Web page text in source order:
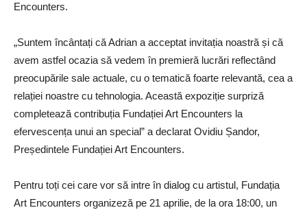
Encounters.
„Suntem încântați că Adrian a acceptat invitația noastră și că
avem astfel ocazia să vedem în premieră lucrări reflectând
preocupările sale actuale, cu o tematică foarte relevantă, cea a
relației noastre cu tehnologia. Această expoziție surpriză
completează contribuția Fundației Art Encounters la
efervescența unui an special” a declarat Ovidiu Șandor,
Președintele Fundației Art Encounters.
Pentru toți cei care vor să intre în dialog cu artistul, Fundația
Art Encounters organizeză pe 21 aprilie, de la ora 18:00, un